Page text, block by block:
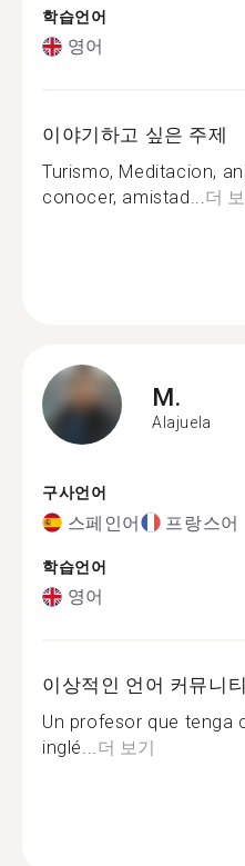
학습언어
영어
이야기하고 싶은 주제
Turismo, Meditacion,
conocer, amistad...더
M.
Alajuela
구사언어
스페인어 프랑스어
학습언어
영어
이상적인 언어 커뮤니
Un profesor que tenga
inglé...더 보기